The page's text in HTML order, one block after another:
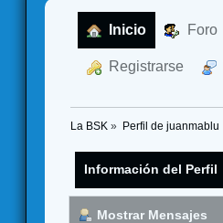
Inicio Foro
Registrarse
La BSK » Perfil de juanmablu
Información del Perfil
Mostrar Mensajes